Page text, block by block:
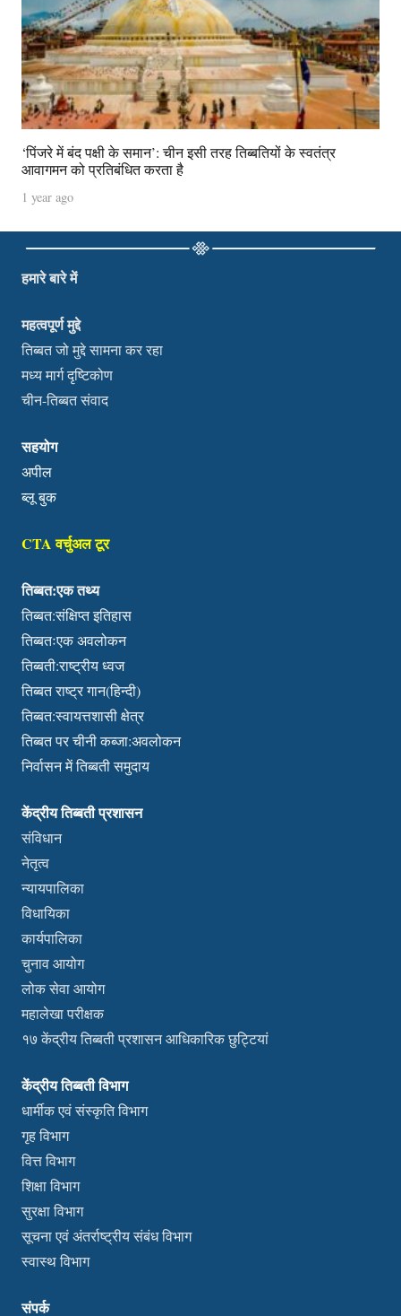
‘पिंजरे में बंद पक्षी के समान’: चीन इसी तरह तिब्बतियों के स्वतंत्र
आवागमन को प्रतिबंधित करता है
1 year ago
हमारे बारे में
महत्वपूर्ण मुद्दे
तिब्बत जो मुद्दे सामना कर रहा
मध्य मार्ग दृष्टिकोण
चीन-तिब्बत संवाद
सहयोग
अपील
ब्लू बुक
CTA वर्चुअल टूर
तिब्बत:एक तथ्य
तिब्बत:संक्षिप्त इतिहास
तिब्बतःएक अवलोकन
तिब्बती:राष्ट्रीय ध्वज
तिब्बत राष्ट्र गान(हिन्दी)
तिब्बत:स्वायत्तशासी क्षेत्र
तिब्बत पर चीनी कब्जा:अवलोकन
निर्वासन में तिब्बती समुदाय
केंद्रीय तिब्बती प्रशासन
संविधान
नेतृत्व
न्यायपालिका
विधायिका
कार्यपालिका
चुनाव आयोग
लोक सेवा आयोग
महालेखा परीक्षक
१७ केंद्रीय तिब्बती प्रशासन आधिकारिक छुट्टियां
केंद्रीय तिब्बती विभाग
धार्मीक एवं संस्कृति विभाग
गृह विभाग
वित्त विभाग
शिक्षा विभाग
सुरक्षा विभाग
सूचना एवं अंतर्राष्ट्रीय संबंध विभाग
स्वास्थ विभाग
संपर्क